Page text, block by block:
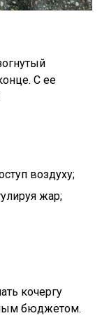
С ее
воздуху;
жар;
кочергу
бюджетом.